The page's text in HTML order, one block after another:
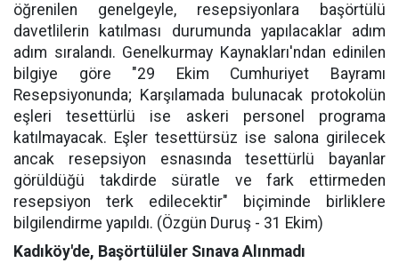
öğrenilen genelgeyle, resepsiyonlara başörtülü
davetlilerin katılması durumunda yapılacaklar adım
adım sıralandı. Genelkurmay Kaynakları'ndan edinilen
bilgiye göre "29 Ekim Cumhuriyet Bayramı
Resepsiyonunda; Karşılamada bulunacak protokolün
eşleri tesettürlü ise askeri personel programa
katılmayacak. Eşler tesettürsüz ise salona girilecek
ancak resepsiyon esnasında tesettürlü bayanlar
görüldüğü takdirde süratle ve fark ettirmeden
resepsiyon terk edilecektir" biçiminde birliklere
bilgilendirme yapıldı. (Özgün Duruş - 31 Ekim)
Kadıköy'de, Başörtülüler Sınava Alınmadı